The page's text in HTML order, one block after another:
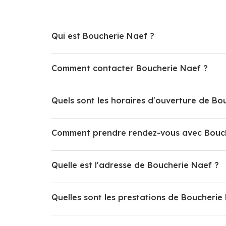
Qui est Boucherie Naef ?
Comment contacter Boucherie Naef ?
Quels sont les horaires d'ouverture de
Comment prendre rendez-vous avec
Quelle est l'adresse de Boucherie Naef ?
Quelles sont les prestations de Boucherie